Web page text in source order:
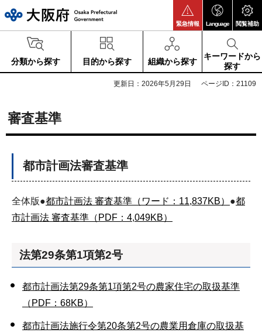
緊急情報 Language 閲覧補助
分類から探す 目的から探す 組織から探す
キーワードから
探す
更新日：2026年5月29日 ページID：21109
審査基準
都市計画法審査基準
全体版●都市計画法 審査基準（ワード：11,837KB） ●都
市計画法 審査基準（PDF：4,049KB）
法第29条第1項第2号
都市計画法第29条第1項第2号の農家住宅の取扱基準
（PDF：68KB）
都市計画法施行令第20条第2号の農業用倉庫の取扱基